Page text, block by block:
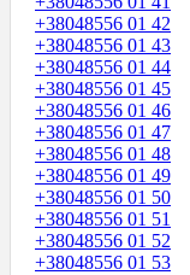
+38048556 01 42
+38048556 01 43
+38048556 01 44
+38048556 01 45
+38048556 01 46
+38048556 01 47
+38048556 01 48
+38048556 01 49
+38048556 01 50
+38048556 01 51
+38048556 01 52
+38048556 01 53